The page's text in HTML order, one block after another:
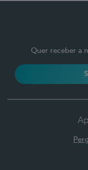
Quer receber a